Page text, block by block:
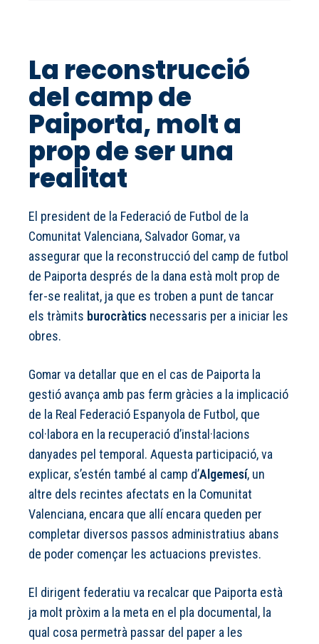
La reconstrucció
del camp de
Paiporta, molt a
prop de ser una
realitat
El president de la Federació de Futbol de la
Comunitat Valenciana, Salvador Gomar, va
assegurar que la reconstrucció del camp de futbol
de Paiporta després de la dana està molt prop de
fer-se realitat, ja que es troben a punt de tancar
els tràmits burocràtics necessaris per a iniciar les
obres.
Gomar va detallar que en el cas de Paiporta la
gestió avança amb pas ferm gràcies a la implicació
de la Real Federació Espanyola de Futbol, que
col·labora en la recuperació d’instal·lacions
danyades pel temporal. Aquesta participació, va
explicar, s’estén també al camp d’Algemesí, un
altre dels recintes afectats en la Comunitat
Valenciana, encara que allí encara queden per
completar diversos passos administratius abans
de poder començar les actuacions previstes.
El dirigent federatiu va recalcar que Paiporta està
ja molt pròxim a la meta en el pla documental, la
qual cosa permetrà passar del paper a les